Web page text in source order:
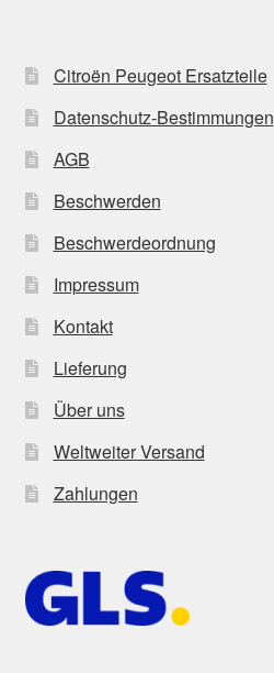
Citroën Peugeot Ersatzteile
Datenschutz-Bestimmungen
AGB
Beschwerden
Beschwerdeordnung
Impressum
Kontakt
Lieferung
Über uns
Weltweiter Versand
Zahlungen